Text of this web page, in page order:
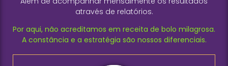
através de relatórios.
Por aqui, não acreditamos em receita de bolo milagrosa.
A constância e a estratégia são nossos diferenciais.